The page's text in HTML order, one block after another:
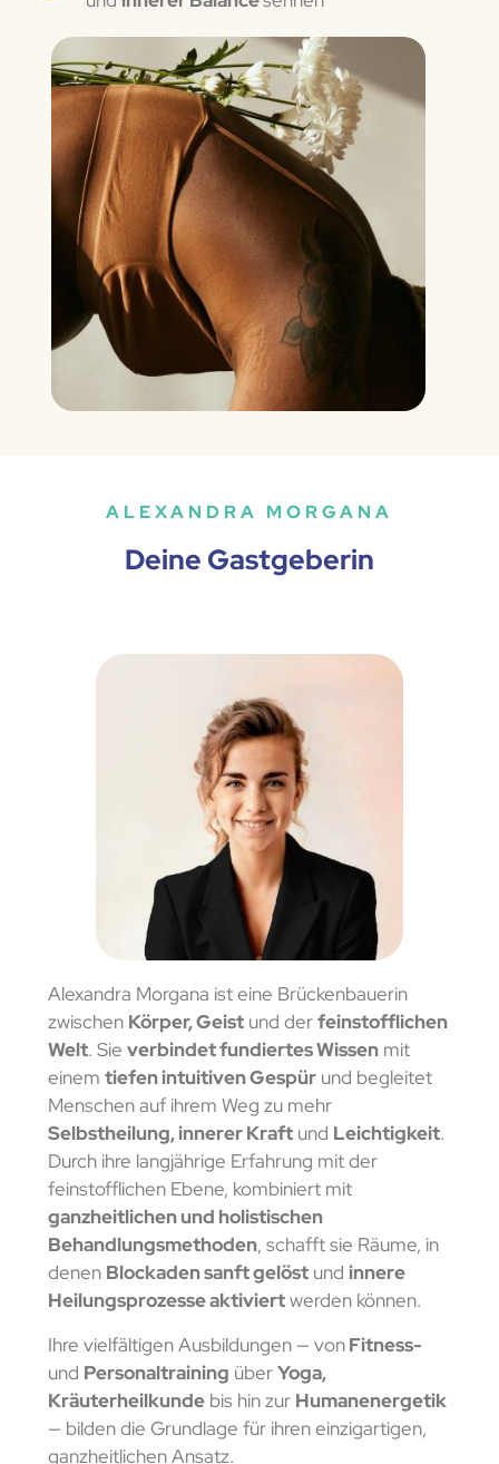
ALEXANDRA MORGANA
Deine Gastgeberin
Alexandra Morgana ist eine Brückenbauerin
zwischen Körper, Geistund derfeinstofflichen
Welt. Sie verbindet fundiertes Wissenmit
einem tiefen intuitiven Gespürund begleitet
Menschen auf ihrem Weg zu mehr
Selbstheilung, innerer Kraftund Leichtigkeit.
Durch ihre langjährige Erfahrung mit der
feinstofflichen Ebene, kombiniert mit
ganzheitlichen und holistischen
Behandlungsmethoden, schafft sie Räume, in
denen Blockaden sanft gelöstund innere
Heilungsprozesse aktiviertwerden können.
Ihre vielfältigen Ausbildungen — vonFitness-
und Personaltraining überYoga,
Kräuterheilkundebis hin zur Humanenergetik
— bilden die Grundlage für ihren einzigartigen,
ganzheitlichen Ansatz.